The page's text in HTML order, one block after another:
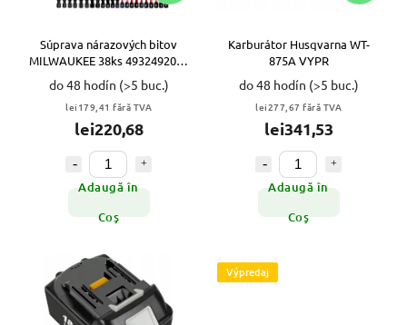
Súprava nárazových bitov
MILWAUKEE 38ks 4932492009
VYPR
do 48 hodín (>5 buc.)
lei179,41 fără TVA
lei220,68
Adaugă în
Coş
Karburátor Husqvarna WT-
875A VYPR
do 48 hodín (>5 buc.)
lei277,67 fără TVA
lei341,53
Adaugă în
Coş
Výpredaj